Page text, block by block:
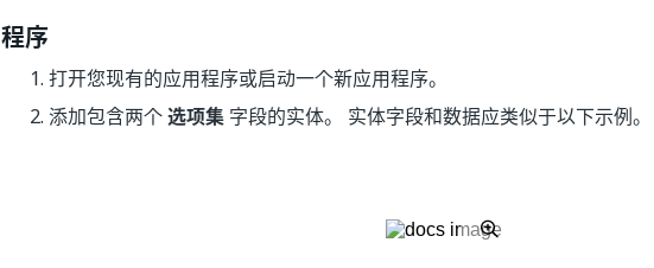
程序
打开您现有的应用程序或启动一个新应用程序。
添加包含两个选项集 字段的实体。 实体字段和数据应类似于以下示例。